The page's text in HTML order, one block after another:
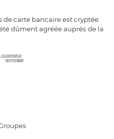
de carte bancaire est cryptée
dûment agréée auprès de la